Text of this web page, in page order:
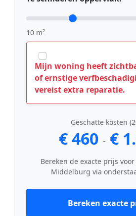
10 m²
Mijn woning heeft
of ernstige
vereist extra reparatie.
Geschatte kosten
€ 460 - €
Bereken de exacte prijs
Middelburg via
Bereken exacte